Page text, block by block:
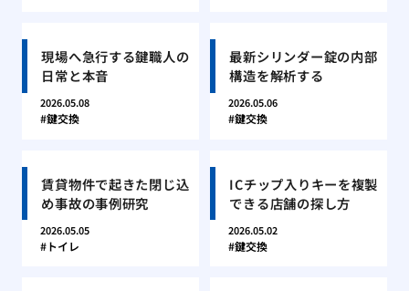
現場へ急行する鍵職人の
日常と本音
2026.05.08
鍵交換
最新シリンダー錠の内部
構造を解析する
2026.05.06
鍵交換
賃貸物件で起きた閉じ込
め事故の事例研究
2026.05.05
トイレ
ICチップ入りキーを複製
できる店舗の探し方
2026.05.02
鍵交換